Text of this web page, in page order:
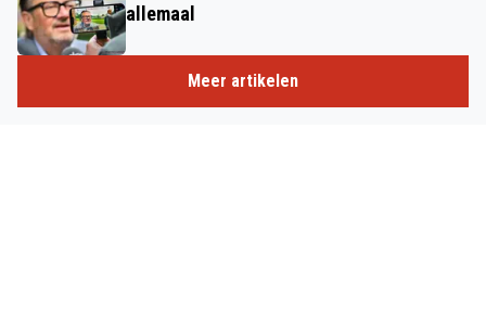
allemaal
Meer artikelen